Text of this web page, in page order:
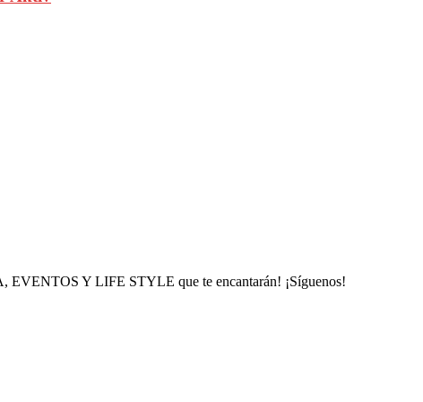
EVENTOS Y LIFE STYLE que te encantarán! ¡Síguenos!